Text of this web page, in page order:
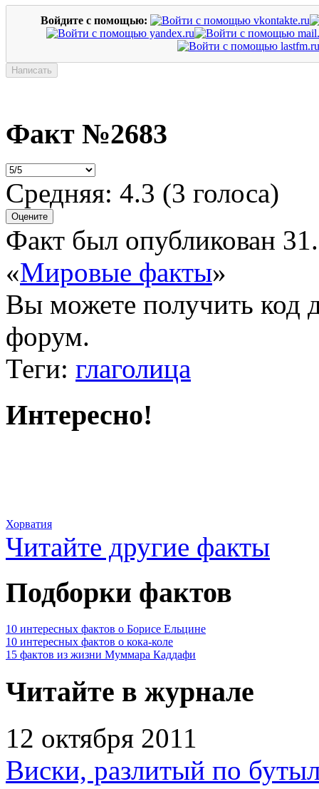
Войдите с помощью:
Факт №2683
Средняя: 4.3 (3 голоса)
Факт был опубликован
«Мировые факты»
Вы можете получить код
форум.
Теги: глаголица
Интересно!
Хорватия
Читайте другие факты
Подборки фактов
10 интересных фактов о Борисе Ельцине
10 интересных фактов о кока-коле
15 фактов из жизни Муммара Каддафи
Читайте в журнале
12 октября 2011
Виски, разлитый по